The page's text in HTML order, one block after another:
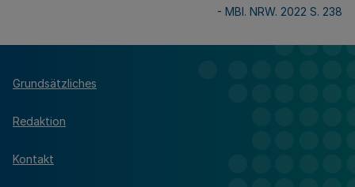
- MBl. NRW. 2022 S. 238
Grundsätzliches
Redaktion
Kontakt